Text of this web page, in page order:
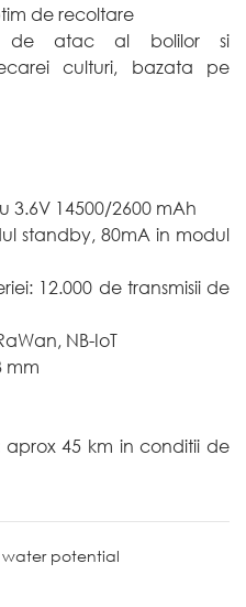
de recoltare
de atac al bolilor si
culturi, bazata pe
14500/2600 mAh
standby, 80mA in modul
12.000 de transmisii de
NB-IoT
mm
45 km in conditii de
water potential